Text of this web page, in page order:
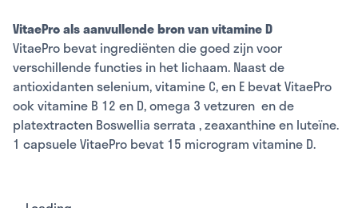
VitaePro als aanvullende bron van vitamine D
VitaePro bevat ingrediënten die goed zijn voor
verschillende functies in het lichaam. Naast de
antioxidanten selenium, vitamine C, en E bevat VitaePro
ook vitamine B 12 en D,omega 3 vetzuren en de
platextracten Boswellia serrata , zeaxanthine en luteïne.
1 capsuele VitaePro bevat 15 microgram vitamine D.